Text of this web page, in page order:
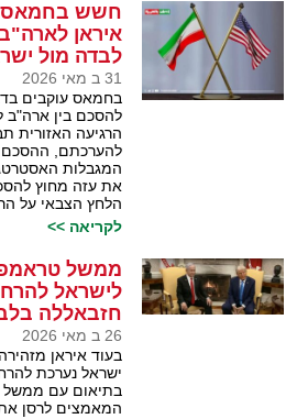
חשש בחמאס
איראן
לבדה מול
31 ב מאי 2026
בחמאס עוקבים
להסכם בין ארה"ב
הרגיעה האזורית
להערכתם, ההסכם
המגבלות
את עזה מחוץ
הלחץ הצבאי על
לקריאה >>
ממשל טראמפ
לישראל
חזבאללה
26 ב מאי 2026
בעוד איראן
ישראל נערכת
בתיאום עם ממשל
המאמצים לרסן